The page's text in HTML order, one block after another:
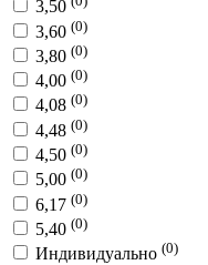
3,50
3,60 (0)
3,80 (0)
4,00 (0)
4,08 (0)
4,48 (0)
4,50 (0)
5,00 (0)
6,17 (0)
5,40 (0)
Индивидуально (0)